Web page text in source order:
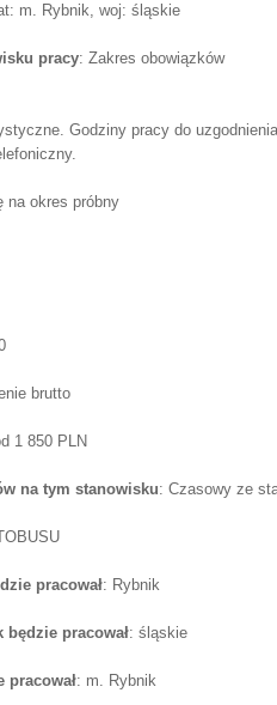
m. Rybnik, woj: śląskie
pracy: Zakres obowiązków
Godziny pracy do
na okres próbny
brutto
1 850 PLN
na tym stanowisku: Czasowy ze
pracował: Rybnik
pracował: śląskie
pracował: m. Rybnik